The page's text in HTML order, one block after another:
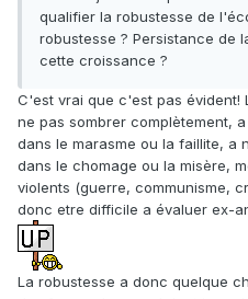
qualifier la robustesse de
robustesse ? Persistance de
cette croissance ?
C'est vrai que c'est pas évident!
ne pas sombrer complètement,
dans le marasme ou la faillite, a
dans le chomage ou la misère,
violents (guerre, communisme,
donc etre difficile a évaluer ex-
La robustesse a donc quelque